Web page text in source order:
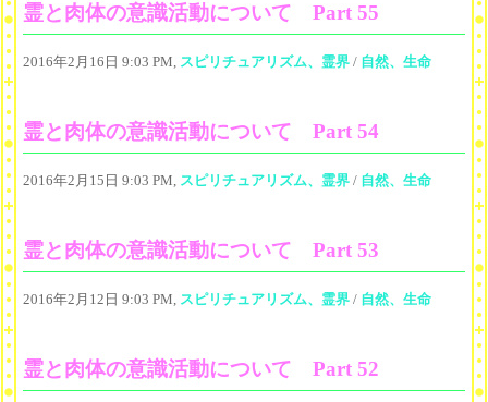
霊と肉体の意識活動について Part 55
2016年2月16日 9:03 PM, スピリチュアリズム、霊界 / 自然、生命
霊と肉体の意識活動について Part 54
2016年2月15日 9:03 PM, スピリチュアリズム、霊界 / 自然、生命
霊と肉体の意識活動について Part 53
2016年2月12日 9:03 PM, スピリチュアリズム、霊界 / 自然、生命
霊と肉体の意識活動について Part 52